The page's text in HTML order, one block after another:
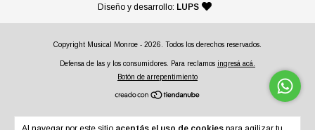
Diseño y desarrollo: LUPS — agencia de diseño y
Copyright Musical Monroe - 2026. Todos los derechos reservados.
Defensa de las y los consumidores. Para reclamos ingresá acá.
Botón de arrepentimiento